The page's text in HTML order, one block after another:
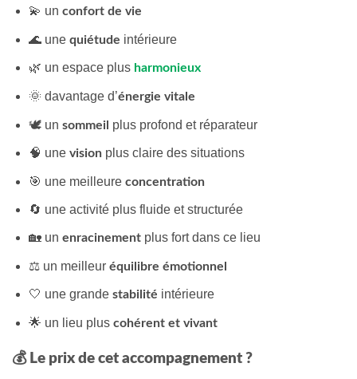
💫 un confort de vie
🌊 une quiétude intérieure
🌿 un espace plus harmonieux
🌞 davantage d’énergie vitale
🕊️ un sommeil plus profond et réparateur
🧠 une vision plus claire des situations
🎯 une meilleure concentration
🔄 une activité plus fluide et structurée
🏡 un enracinementplus fort dans ce lieu
⚖️ un meilleur équilibre émotionnel
🤍 une grande stabilité intérieure
🌟 un lieu plus cohérent et vivant
💰 Le prix de cet accompagnement ?